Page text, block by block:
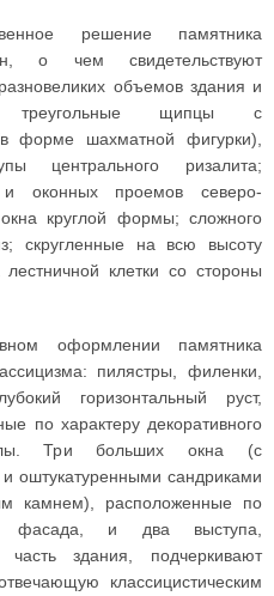
решение памятника
о чем свидетельствуют
объемов здания и
треугольные щипцы с
форме шахматной фигурки),
центрального ризалита;
оконных проемов северо-
круглой формы; сложного
скругленные на всю высоту
клетки со стороны
оформлении памятника
пилястры, филенки,
горизонтальный руст,
по характеру декоративного
Три больших окна (с
оштукатуренными сандриками
камнем), расположенные по
фасада, и два выступа,
здания, подчеркивают
классицистическим